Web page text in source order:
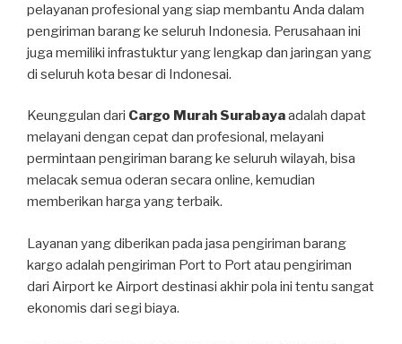
pelayanan profesional yang siap membantu Anda dalam
pengiriman barang ke seluruh Indonesia. Perusahaan ini
juga memiliki infrastuktur yang lengkap dan jaringan yang
di seluruh kota besar di Indonesai.
Keunggulan dari Cargo Murah Surabayaadalah dapat
melayani dengan cepat dan profesional, melayani
permintaan pengiriman barang ke seluruh wilayah, bisa
melacak semua oderan secara online, kemudian
memberikan harga yang terbaik.
Layanan yang diberikan pada jasa pengiriman barang
kargo adalah pengiriman Port to Port atau pengiriman
dari Airport ke Airport destinasi akhir pola ini tentu sangat
ekonomis dari segi biaya.